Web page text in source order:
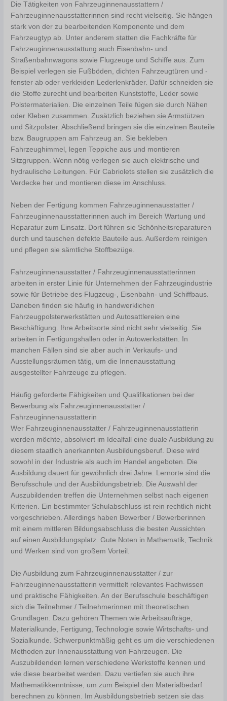
Die Tätigkeiten von Fahrzeuginnenausstattern /
Fahrzeuginnenausstatterinnen sind recht vielseitig. Sie hängen
stark von der zu bearbeitenden Komponente und dem
Fahrzeugtyp ab. Unter anderem statten die Fachkräfte für
Fahrzeuginnenausstattung auch Eisenbahn- und
Straßenbahnwagons sowie Flugzeuge und Schiffe aus. Zum
Beispiel verlegen sie Fußböden, dichten Fahrzeugtüren und -
fenster ab oder verkleiden Lederlenkräder. Dafür schneiden sie
die Stoffe zurecht und bearbeiten Kunststoffe, Leder sowie
Polstermaterialien. Die einzelnen Teile fügen sie durch Nähen
oder Kleben zusammen. Zusätzlich beziehen sie Armstützen
und Sitzpolster. Abschließend bringen sie die einzelnen Bauteile
bzw. Baugruppen am Fahrzeug an. Sie bekleben
Fahrzeughimmel, legen Teppiche aus und montieren
Sitzgruppen. Wenn nötig verlegen sie auch elektrische und
hydraulische Leitungen. Für Cabriolets stellen sie zusätzlich die
Verdecke her und montieren diese im Anschluss.
Neben der Fertigung kommen Fahrzeuginnenausstatter /
Fahrzeuginnenausstatterinnen auch im Bereich Wartung und
Reparatur zum Einsatz. Dort führen sie Schönheitsreparaturen
durch und tauschen defekte Bauteile aus. Außerdem reinigen
und pflegen sie sämtliche Stoffbezüge.
Fahrzeuginnenausstatter / Fahrzeuginnenausstatterinnen
arbeiten in erster Linie für Unternehmen der Fahrzeugindustrie
sowie für Betriebe des Flugzeug-, Eisenbahn- und Schiffbaus.
Daneben finden sie häufig in handwerklichen
Fahrzeugpolsterwerkstätten und Autosattlereien eine
Beschäftigung. Ihre Arbeitsorte sind nicht sehr vielseitig. Sie
arbeiten in Fertigungshallen oder in Autowerkstätten. In
manchen Fällen sind sie aber auch in Verkaufs- und
Ausstellungsräumen tätig, um die Innenausstattung
ausgestellter Fahrzeuge zu pflegen.
Häufig geforderte Fähigkeiten und Qualifikationen bei der
Bewerbung als Fahrzeuginnenausstatter /
Fahrzeuginnenausstatterin
Wer Fahrzeuginnenausstatter / Fahrzeuginnenausstatterin
werden möchte, absolviert im Idealfall eine duale Ausbildung zu
diesem staatlich anerkannten Ausbildungsberuf. Diese wird
sowohl in der Industrie als auch im Handel angeboten. Die
Ausbildung dauert für gewöhnlich drei Jahre. Lernorte sind die
Berufsschule und der Ausbildungsbetrieb. Die Auswahl der
Auszubildenden treffen die Unternehmen selbst nach eigenen
Kriterien. Ein bestimmter Schulabschluss ist rein rechtlich nicht
vorgeschrieben. Allerdings haben Bewerber / Bewerberinnen
mit einem mittleren Bildungsabschluss die besten Aussichten
auf einen Ausbildungsplatz. Gute Noten in Mathematik, Technik
und Werken sind von großem Vorteil.
Die Ausbildung zum Fahrzeuginnenausstatter / zur
Fahrzeuginnenausstatterin vermittelt relevantes Fachwissen
und praktische Fähigkeiten. An der Berufsschule beschäftigen
sich die Teilnehmer / Teilnehmerinnen mit theoretischen
Grundlagen. Dazu gehören Themen wie Arbeitsaufträge,
Materialkunde, Fertigung, Technologie sowie Wirtschafts- und
Sozialkunde. Schwerpunktmäßig geht es um die verschiedenen
Methoden zur Innenausstattung von Fahrzeugen. Die
Auszubildenden lernen verschiedene Werkstoffe kennen und
wie diese bearbeitet werden. Dazu vertiefen sie auch ihre
Mathematikkenntnisse, um zum Beispiel den Materialbedarf
berechnen zu können. Im Ausbildungsbetrieb setzen sie das